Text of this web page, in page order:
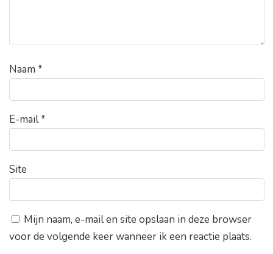
Naam *
E-mail*
Site
Mijn naam, e-mail en site opslaan in deze browser
voor de volgende keer wanneer ik een reactie plaats.